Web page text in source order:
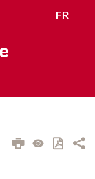
FR